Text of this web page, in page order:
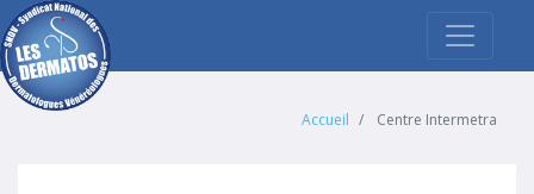
Accueil Centre Intermetra